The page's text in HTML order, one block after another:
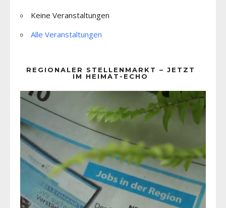
Keine Veranstaltungen
Alle Veranstaltungen
REGIONALER STELLENMARKT – JETZT
IM HEIMAT-ECHO
Player